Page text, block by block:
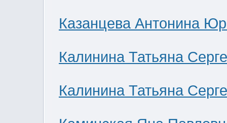
Казанцева Антонина
Калинина Татьяна
Калинина Татьяна